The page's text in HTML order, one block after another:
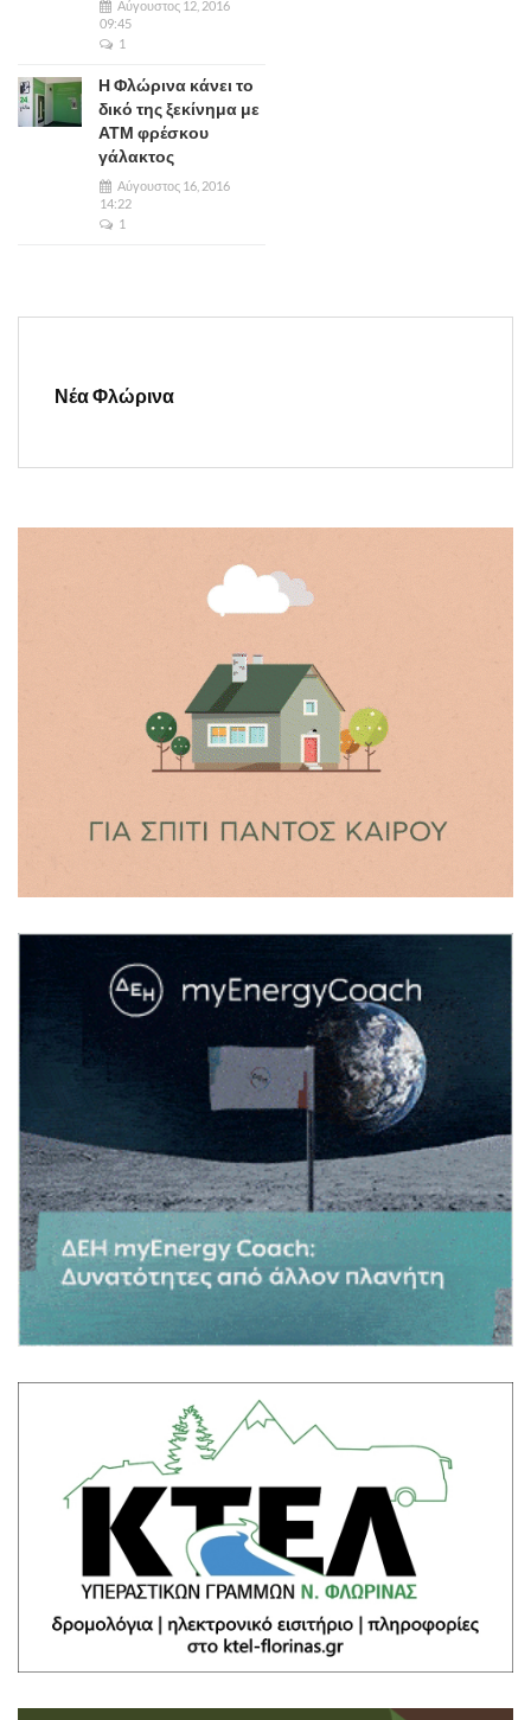
Αύγουστος 12, 2016
09:45
1
Η Φλώρινα κάνει το
δικό της ξεκίνημα με
ΑΤΜ φρέσκου
γάλακτος
Αύγουστος 16, 2016
14:22
1
Νέα Φλώρινα